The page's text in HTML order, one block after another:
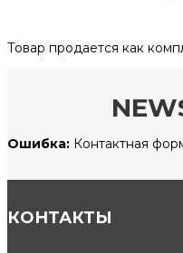
Товар продается как
Ошибка: Контактная
КОНТАКТЫ